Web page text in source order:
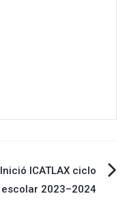
Inició ICATLAX ciclo
escolar 2023–2024